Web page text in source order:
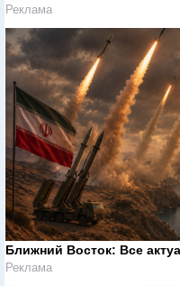
Реклама
Ближний Восток: Все
Реклама